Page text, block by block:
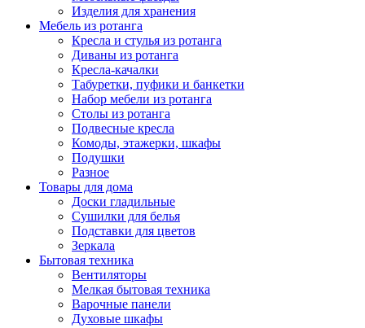
Изделия для хранения
Мебель из ротанга
Кресла и стулья из ротанга
Диваны из ротанга
Кресла-качалки
Табуретки, пуфики и банкетки
Набор мебели из ротанга
Столы из ротанга
Подвесные кресла
Комоды, этажерки, шкафы
Подушки
Разное
Товары для дома
Доски гладильные
Сушилки для белья
Подставки для цветов
Зеркала
Бытовая техника
Вентиляторы
Мелкая бытовая техника
Варочные панели
Духовые шкафы